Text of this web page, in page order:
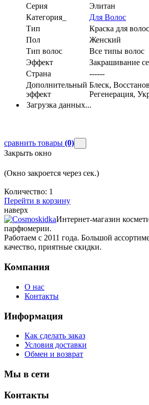
Серия
Элитан
Категория_
Для Волос
Тип
Краска для волос
Пол
Женский
Тип волос
Все типы волос
Эффект
Закрашивание
Страна
------
Дополнительный
эффект
Блеск,
Регенерация,
Загрузка данных...
сравнить товары (0)
Закрыть окно
(Окно закроется через сек.)
Количество: 1
Перейти в корзину
наверх
Интернет-магазин
парфюмерии.
Работаем с 2011 года. Большой
качество, приятные скидки.
Компания
О нас
Контакты
Информация
Как сделать заказ
Условия доставки
Обмен и возврат
Мы в сети
Контакты